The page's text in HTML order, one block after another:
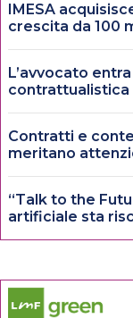
IMESA
crescita da 100
L’avvocato
Contratti e
meritano
“Talk to the
artificiale sta